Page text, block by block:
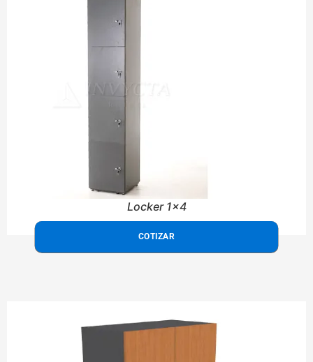
Locker 1x4
COTIZAR